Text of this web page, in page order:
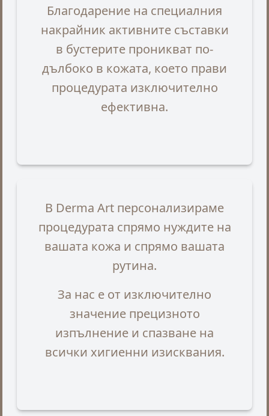
Благодарение на специалния
накрайник активните съставки
в бустерите проникват по-
дълбоко в кожата, което прави
процедурата изключително
ефективна.
В Derma Art персонализираме
процедурата спрямо нуждите на
вашата кожа и спрямо вашата
рутина.
За нас е от изключително
значение прецизното
изпълнение и спазване на
всички хигиенни изисквания.